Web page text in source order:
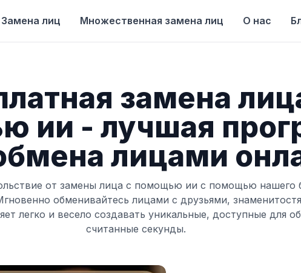
Замена лиц Множественная замена лиц О нас
замена
ии - лучшая
лицами
от замены лица с помощью ии с помощью нашего
обменивайтесь лицами с друзьями,
легко и весело создавать уникальные, доступные для
считанные секунды.